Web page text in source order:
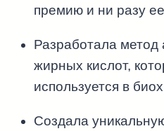
премию и ни разу
Разработала метод
жирных кислот,
используется в
Создала